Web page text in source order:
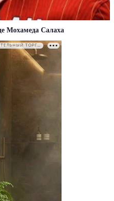
Мохамеда Салаха
РЕКЛАМА • ООО СТРОИТЕЛЬНЫЙ ТОРГОВЫЙ ДОМ «ПЕТРОВИЧ». ИНН: 7802348846